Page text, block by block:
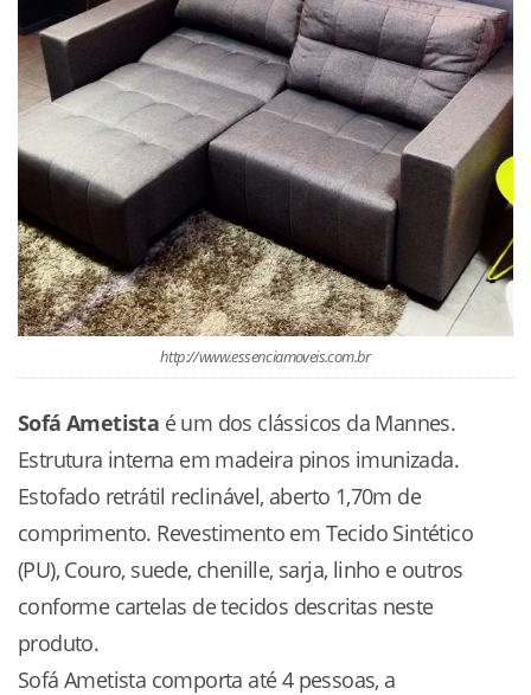
http://www.essenciamoveis.com.br
Sofá Ametista é um dos clássicos da Mannes.
Estrutura interna em madeira pinos imunizada.
Estofado retrátil reclinável, aberto 1,70m de
comprimento. Revestimento em Tecido Sintético
(PU), Couro, suede, chenille, sarja, linho e outros
conforme cartelas de tecidos descritas neste
produto.
Sofá Ametista comporta até 4 pessoas, a